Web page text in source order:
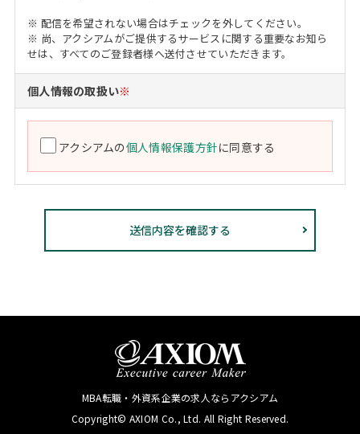
※ 配信を希望されない場合はチェックを外してください。
※ 尚、アクシアムがご提供するサービスに関する重要なお知ら
せは、すべてのご登録者様へ送付させていただきます。
個人情報の取扱い※
アクシアムの個人情報保護方針に同意する
MBA転職・外資系企業の求人ならアクシアム
Copyright© AXIOM Co., Ltd. All Right Reserved.